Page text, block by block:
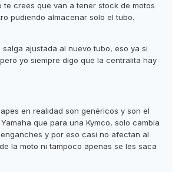
te crees que van a tener stock de motos
pudiendo almacenar solo el tubo.
ajustada al nuevo tubo, eso ya si
yo siempre digo que la centralita hay
en realidad son genéricos y son el
que para una Kymco, solo cambia
y por eso casi no afectan al
la moto ni tampoco apenas se les saca